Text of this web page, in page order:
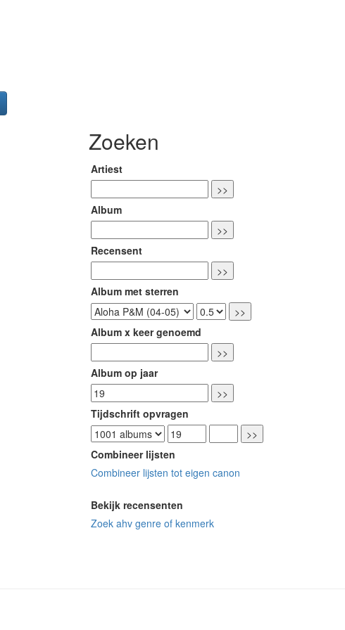
Zoeken
Artiest
Album
Recensent
Album met sterren
Album x keer genoemd
Album op jaar
Tijdschrift opvragen
Combineer lijsten
Combineer lijsten tot eigen canon
Bekijk recensenten
Zoek ahv genre of kenmerk